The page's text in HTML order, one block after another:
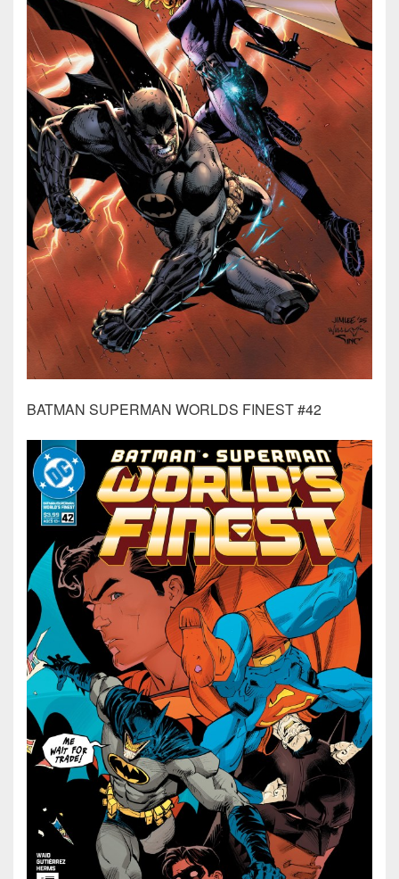
BATMAN SUPERMAN WORLDS FINEST #42